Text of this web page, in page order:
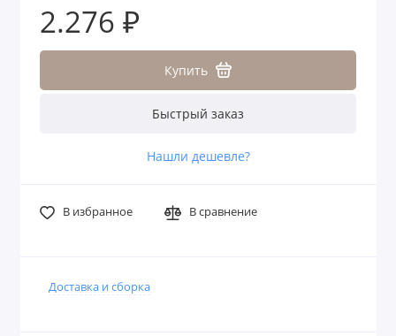
2.276 ₽
Купить
Быстрый заказ
Нашли дешевле?
В избранное В сравнение
Доставка и сборка